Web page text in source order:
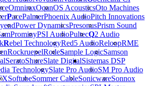
OmniraxOqanOS AcousticsOto Machines
PacePalmerPhoenix AudioPitch Innovations
Power DynamicsPresonusPrism Sound
ProminyPSI AudioPultecQ2 Audio
Rebel TechnologyRed5 AudioReloopRME
RockruepelRodeSample LogicSamson
SeratoShureSlate Digital
TechnologySlate Pro AudioSM Pro Audio
SoftubeSommer CableSonicwareSonnox
Sistemas DSP